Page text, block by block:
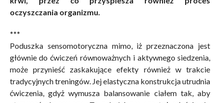
oczyszczania organizmu.
***
Poduszka sensomotoryczna mimo, iż przeznaczona jest
głównie do ćwiczeń równoważnych i aktywnego siedzenia,
może przynieść zaskakujące efekty również w trakcie
tradycyjnych treningów. Jej elastyczna konstrukcja utrudnia
ćwiczenia, gdyż wymusza balansowanie ciałem tak, aby